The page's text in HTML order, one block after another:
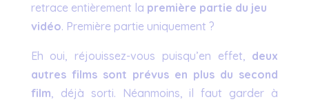
retrace entièrement la première partie du jeu
vidéo. Première partie uniquement ?
Eh oui, réjouissez-vous puisqu’en effet, deux
autres films sont prévus en plus du second
film, déjà sorti. Néanmoins, il faut garder à